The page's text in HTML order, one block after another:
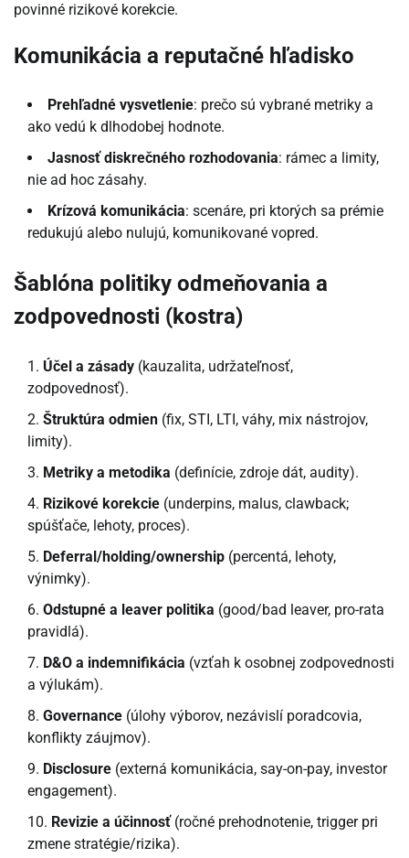
povinné rizikové korekcie.
Komunikácia a reputačné hľadisko
Prehľadné vysvetlenie: prečo sú vybrané metriky a
ako vedú k dlhodobej hodnote.
Jasnosť diskrečného rozhodovania: rámec a limity,
nie ad hoc zásahy.
Krízová komunikácia: scenáre, pri ktorých sa prémie
redukujú alebo nulujú, komunikované vopred.
Šablóna politiky odmeňovania a
zodpovednosti (kostra)
Účel a zásady (kauzalita, udržateľnosť,
zodpovednosť).
Štruktúra odmien (fix, STI, LTI, váhy, mix nástrojov,
limity).
Metriky a metodika (definície, zdroje dát, audity).
Rizikové korekcie (underpins, malus, clawback;
spúšťače, lehoty, proces).
Deferral/holding/ownership (percentá, lehoty,
výnimky).
Odstupné a leaver politika (good/bad leaver, pro-rata
pravidlá).
D&O a indemnifikácia (vzťah k osobnej zodpovednosti
a výlukám).
Governance (úlohy výborov, nezávislí poradcovia,
konflikty záujmov).
Disclosure (externá komunikácia, say-on-pay, investor
engagement).
Revizie a účinnosť(ročné prehodnotenie, trigger pri
zmene stratégie/rizika).